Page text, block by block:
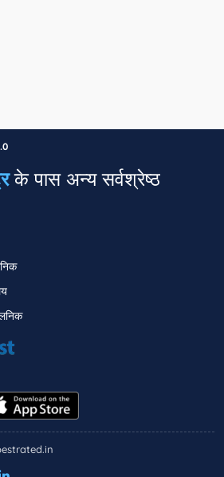
के पास अन्य सर्वश्रेष्ठ